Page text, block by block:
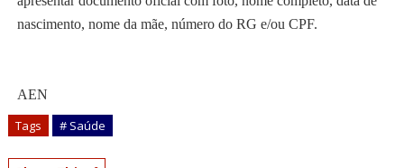
nascimento, nome da mãe, número do RG e/ou CPF.
AEN
Tags # Saúde